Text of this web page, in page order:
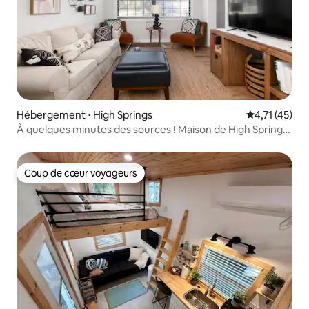
Hébergement ⋅ High Springs Évaluation
4,71 (45)
À quelques minutes des sources ! Maison de High Springs
Coup de cœur voyageurs
Coup de cœur voyageurs